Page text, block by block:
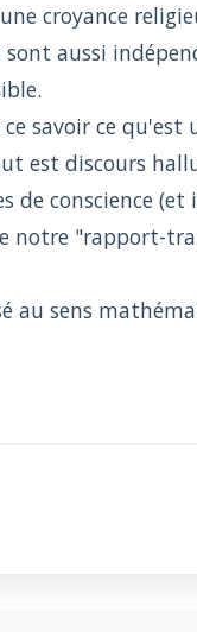
croyance
aussi
savoir ce
est discours
de conscience
notre "rapport-
au sens